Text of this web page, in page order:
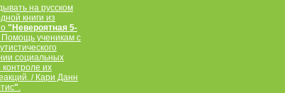
на русском
книги из
" Невероятная 5-
Помощь ученикам с
социальных
их
/ Кари Данн
".